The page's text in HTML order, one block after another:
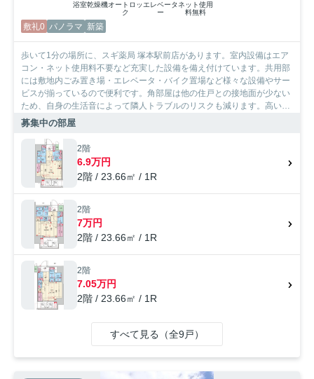
浴室乾燥機オートロッ
ク
エレベータ
ー
ネット使用
料無料
敷礼0 パノラマ 新築
歩いて1分の場所に、スギ薬局 塚本駅前店があります。室内設備はエア
コン・ネット使用料不要など充実した設備を備え付けています。共用部
には敷地内ごみ置き場・エレベータ・バイク置場など様々な設備やサー
ビスが揃っているので便利です。角部屋は他の住戸との接地面が少ない
ため、自身の生活音によって隣人トラブルのリスクも減ります。高いニ
ーズのある、フローリングが嬉しい物件となっています。見た目もキレ
屋をお探しの方は、是非当社へお越し下さい。当社でなら、きっと希望
にマッチしたお部屋が見つかります。
募集中の部屋
2階
6.9万円
2階 / 23.66㎡ / 1R
2階
7万円
2階 / 23.66㎡ / 1R
2階
7.05万円
2階 / 23.66㎡ / 1R
すべて見る（全9戸）